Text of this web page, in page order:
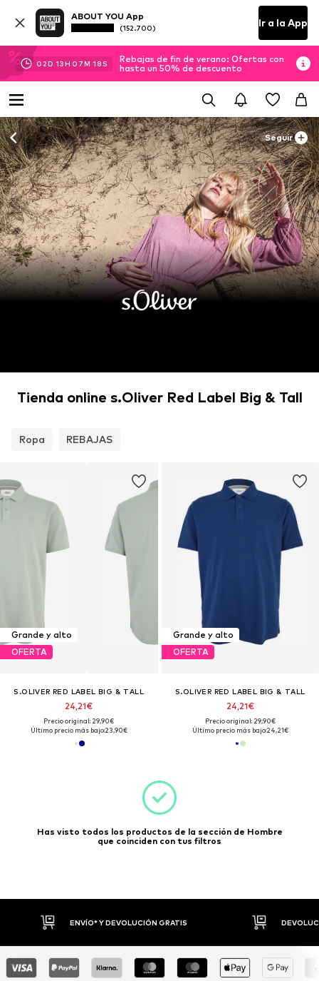
ABOUT YOU App
(152.700) Ir a la App
02D 13H 07M 18 S
Rebajas de fin de verano: Ofertas con
hasta un 50% de descuento
Seguir
Tienda online s.Oliver Red Label Big & Tall
Ropa REBAJAS
Grande y alto
OFERTA
S.OLIVER RED LABEL BIG & TALL
24,21€
Precio original: 29,90€
Último precio más bajo:23,90€
Grande y alto
OFERTA
S.OLIVER RED LABEL BIG & TALL
24,21€
Precio original: 29,90€
Último precio más bajo:24,21€
Has visto todos los productos de la sección de Hombre
que coinciden con tus filtros
ENVÍO* Y DEVOLUCIÓN GRATIS